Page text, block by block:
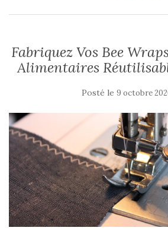
Fabriquez Vos Bee
Alimentaires
Posté le 9 octobre